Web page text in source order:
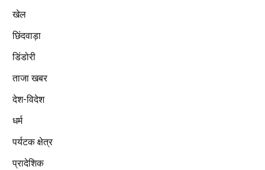
खेल
छिंदवाड़ा
डिंडोरी
ताजा खबर
देश-विदेश
धर्म
पर्यटक क्षेत्र
प्रादेशिक